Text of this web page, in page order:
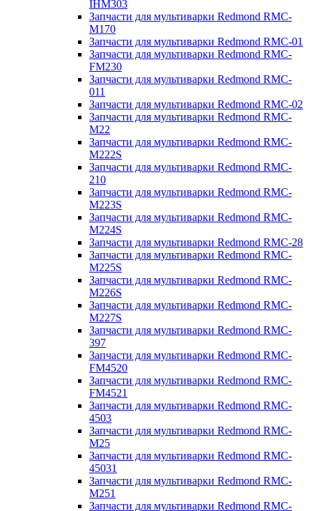
IHM303
Запчасти для мультиварки Redmond RMC-
M170
Запчасти для мультиварки Redmond RMC-01
Запчасти для мультиварки Redmond RMC-
FM230
Запчасти для мультиварки Redmond RMC-
011
Запчасти для мультиварки Redmond RMC-02
Запчасти для мультиварки Redmond RMC-
M22
Запчасти для мультиварки Redmond RMC-
M222S
Запчасти для мультиварки Redmond RMC-
210
Запчасти для мультиварки Redmond RMC-
M223S
Запчасти для мультиварки Redmond RMC-
M224S
Запчасти для мультиварки Redmond RMC-28
Запчасти для мультиварки Redmond RMC-
M225S
Запчасти для мультиварки Redmond RMC-
M226S
Запчасти для мультиварки Redmond RMC-
M227S
Запчасти для мультиварки Redmond RMC-
397
Запчасти для мультиварки Redmond RMC-
FM4520
Запчасти для мультиварки Redmond RMC-
FM4521
Запчасти для мультиварки Redmond RMC-
4503
Запчасти для мультиварки Redmond RMC-
M25
Запчасти для мультиварки Redmond RMC-
45031
Запчасти для мультиварки Redmond RMC-
M251
Запчасти для мультиварки Redmond RMC-